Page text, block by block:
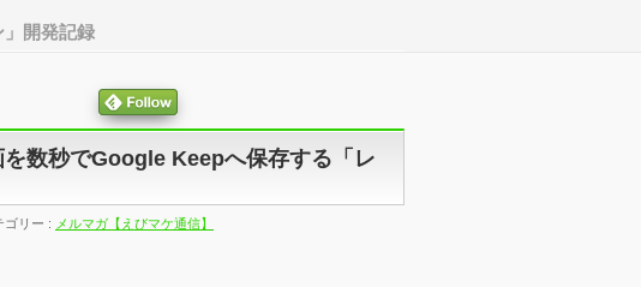
」開発記録
を数秒でGoogle Keepへ保存する「レ
ゴリー : メルマガ【えびマケ通信】